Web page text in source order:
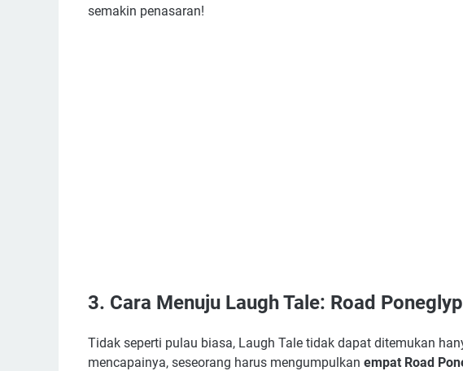
semakin penasaran!
3. Cara Menuju Laugh Tale: Road
Tidak seperti pulau biasa, Laugh Tale tidak dapat ditemukan
mencapainya, seseorang harus mengumpulkan empat Road